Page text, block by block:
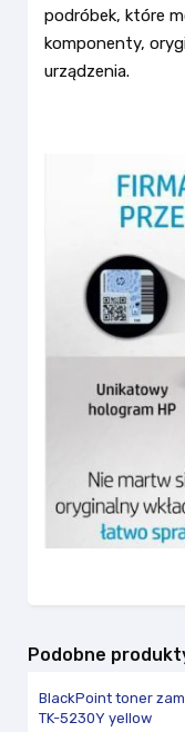
podróbek, które
komponenty,
urządzenia.
Podobne
BlackPoint toner
TK-5230Y yellow